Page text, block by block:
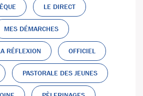
LE DIRECT
MES DÉMARCHES
RÉFLEXION OFFICIEL
PASTORALE DES JEUNES